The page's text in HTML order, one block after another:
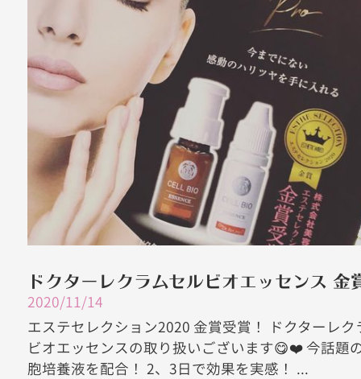
ドクターレクラムセルビオエッセンス 金
2020/11/14
エステセレクション2020 金賞受賞！ ドクターレク
ビオエッセンスの取り扱いございます😋❤️ 今話題
胞培養液を配合！ 2、3日で効果を実感！ ...